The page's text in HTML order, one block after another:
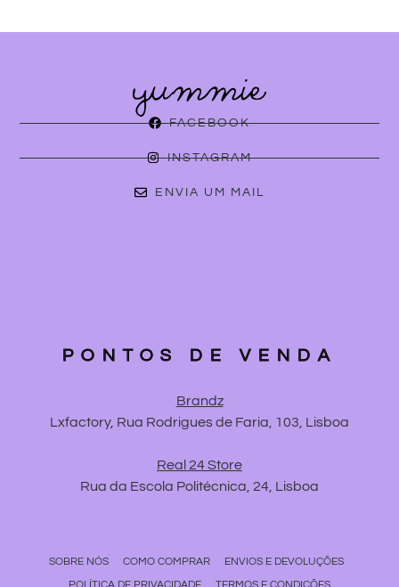
FACEBOOK
INSTAGRAM
ENVIA UM MAIL
PONTOS DE VENDA
Brandz
Lxfactory, Rua Rodrigues de Faria, 103, Lisboa
Real 24 Store
Rua da Escola Politécnica, 24, Lisboa
SOBRE NÓS COMO COMPRAR
ENVIOS E DEVOLUÇÕES